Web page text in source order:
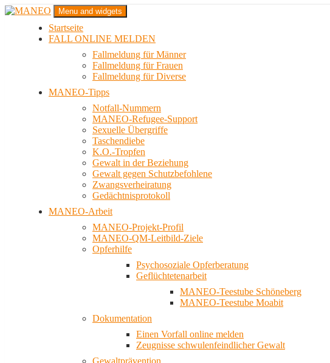
Zum
MANEO
Das schwule Anti-Gewalt-Projekt in Berlin
Menu and widgets
Startseite
FALL ONLINE MELDEN
Fallmeldung für Männer
Fallmeldung für Frauen
Fallmeldung für Diverse
MANEO-Tipps
Notfall-Nummern
MANEO-Refugee-Support
Sexuelle Übergriffe
Taschendiebe
K.O.-Tropfen
Gewalt in der Beziehung
Gewalt gegen Schutzbefohlene
Zwangsverheiratung
Gedächtnisprotokoll
MANEO-Arbeit
MANEO-Projekt-Profil
MANEO-QM-Leitbild-Ziele
Opferhilfe
Psychosoziale Opferberatung
Geflüchtetenarbeit
MANEO-Teestube Schöneberg
MANEO-Teestube Moabit
Dokumentation
Einen Vorfall online melden
Zeugnisse schwulenfeindlicher Gewalt
Gewaltprävention